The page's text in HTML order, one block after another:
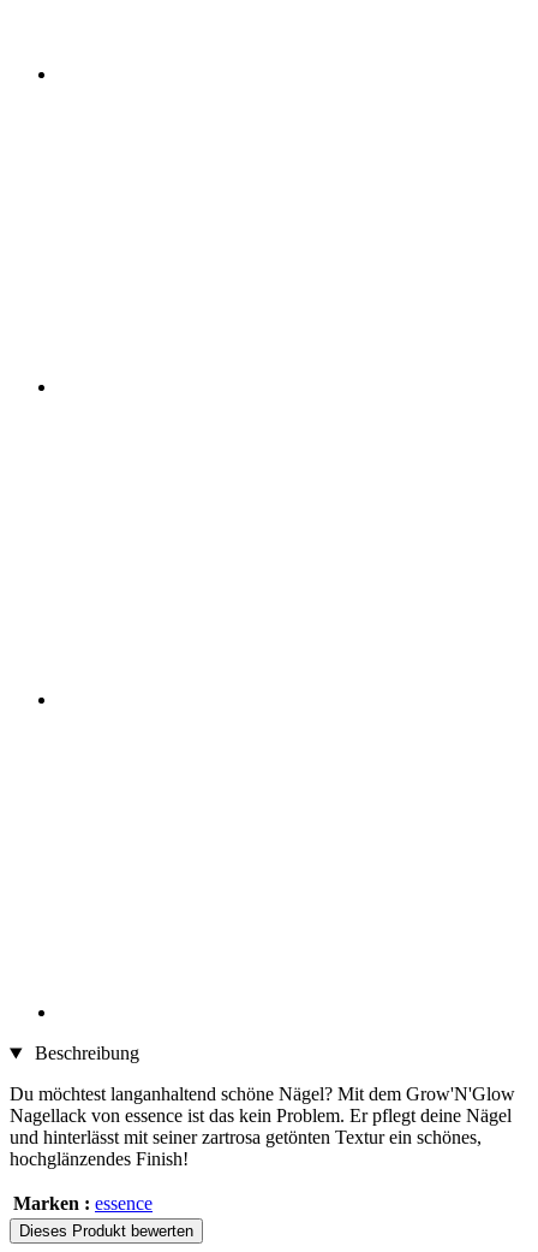
Beschreibung
Du möchtest langanhaltend schöne Nägel? Mit dem Grow'N'Glow
Nagellack von essence ist das kein Problem. Er pflegt deine Nägel
und hinterlässt mit seiner zartrosa getönten Textur ein schönes,
hochglänzendes Finish!
Marken : essence
Dieses Produkt bewerten